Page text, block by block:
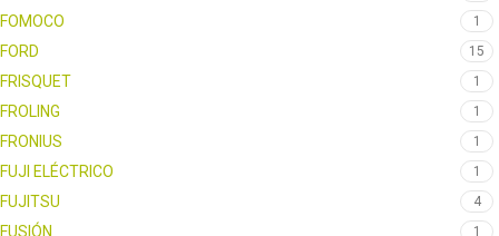
FOMOCO 1
FORD 15
FRISQUET 1
FROLING 1
FRONIUS 1
FUJI ELÉCTRICO 1
FUJITSU 4
FUSIÓN 1